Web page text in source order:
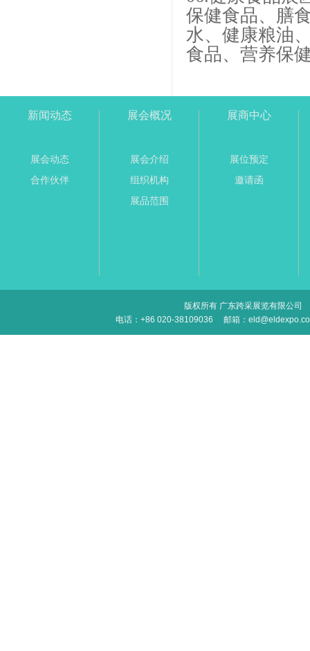
保健食品、膳
水、健康粮油
食品、营养保
新闻动态
展会动态
合作伙伴
展会概况
展会介绍
组织机构
展品范围
展商中心
展位预定
邀请函
版权所有 广东跨采展览有限公司
电话：+86 020-38109036
邮箱：